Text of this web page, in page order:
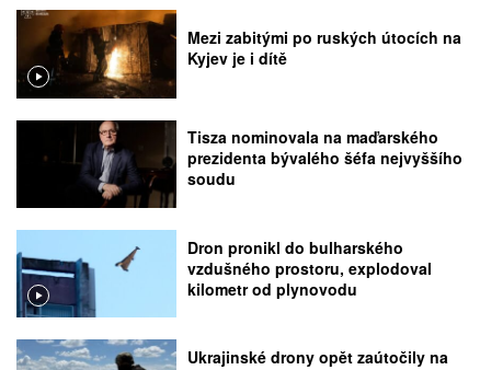
Mezi zabitými po ruských útocích na
Kyjev je i dítě
Tisza nominovala na maďarského
prezidenta bývalého šéfa nejvyššího
soudu
Dron pronikl do bulharského
vzdušného prostoru, explodoval
kilometr od plynovodu
Ukrajinské drony opět zaútočily na